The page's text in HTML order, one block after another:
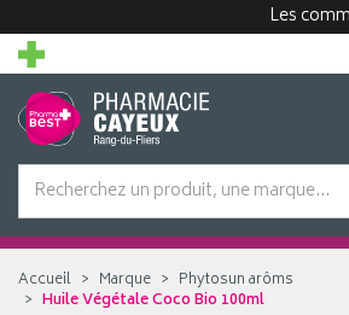
Les
Accueil Marque
Phytosun arôms
Huile Végétale Coco Bio 100ml